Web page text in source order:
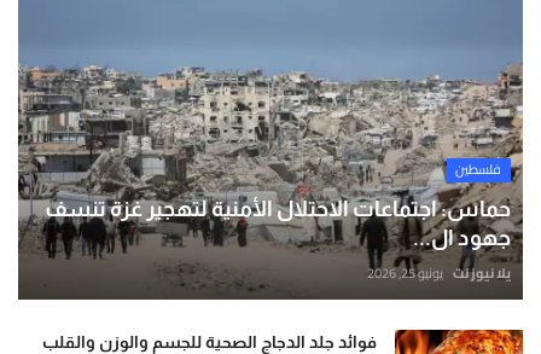
فلسطين
حماس: اجتماعات الاحتلال الأمنية لتهجير غزة تنسف
جهود ال...
يلا نيوز نت يونيو 25, 2026
فوائد جلد الدجاج الصحية للجسم والوزن والقلب